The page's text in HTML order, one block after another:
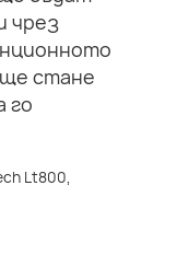
чрез
стане
го